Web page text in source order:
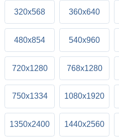
320x568 360x640
480x854 540x960
720x1280 768x1280
750x1334 1080x1920
1350x2400 1440x2560